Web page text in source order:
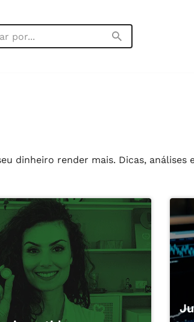
dinheiro render mais. Dicas,